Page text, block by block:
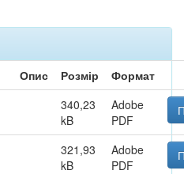
Опис Розмір
Формат
340,23
kB
Adobe
PDF
321,93
kB
Adobe
PDF